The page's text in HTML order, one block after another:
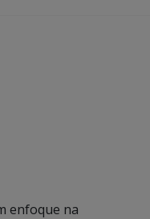
enfoque na